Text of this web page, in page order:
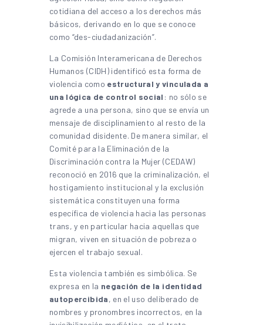
cotidiana del acceso a los derechos más
básicos, derivando en lo que se conoce
como “des-ciudadanización”.
La Comisión Interamericana de Derechos
Humanos (CIDH) identificó esta forma de
violencia como estructural y vinculada a
una lógica de control social : no sólo se
agrede a una persona, sino que se envía un
mensaje de disciplinamiento al resto de la
comunidad disidente. De manera similar, el
Comité para la Eliminación de la
Discriminación contra la Mujer (CEDAW)
reconoció en 2016 que la criminalización, el
hostigamiento institucional y la exclusión
sistemática constituyen una forma
específica de violencia hacia las personas
trans, y en particular hacia aquellas que
migran, viven en situación de pobreza o
ejercen el trabajo sexual.
Esta violencia también es simbólica. Se
expresa en la negación de la identidad
autopercibida, en el uso deliberado de
nombres y pronombres incorrectos, en la